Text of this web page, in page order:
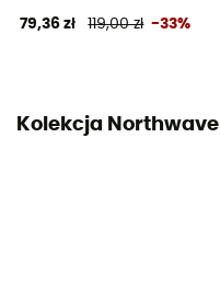
79,36 zł 119,00 zł -33%
Kolekcja Northwave